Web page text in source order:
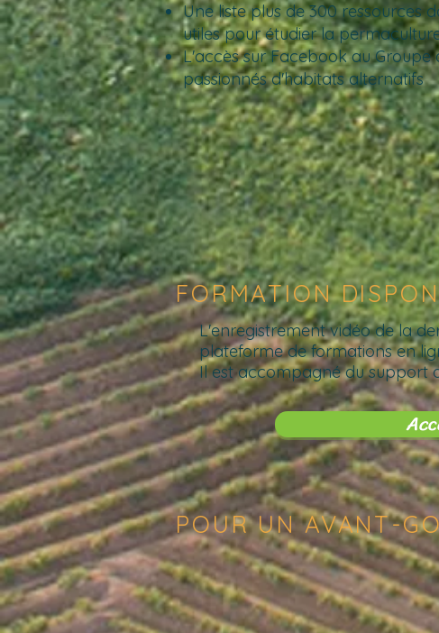
Une liste plus de 300 ressources
utiles pour étudier la
L'accès sur Facebook au
passionnés d'habitats alternatifs
FORMATION
L'enregistrement vidéo de la
plateforme de formations en
Il est accompagné du support
POUR UN AVANT-